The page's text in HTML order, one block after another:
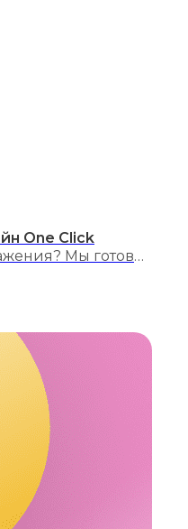
One Click
Мы готовы
представить Вас